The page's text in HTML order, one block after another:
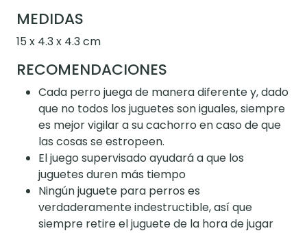
MEDIDAS
15 x 4.3 x 4.3 cm
RECOMENDACIONES
Cada perro juega de manera diferente y, dado
que no todos los juguetes son iguales, siempre
es mejor vigilar a su cachorro en caso de que
las cosas se estropeen.
El juego supervisado ayudará a que los
juguetes duren más tiempo
Ningún juguete para perros es
verdaderamente indestructible, así que
siempre retire el juguete de la hora de jugar